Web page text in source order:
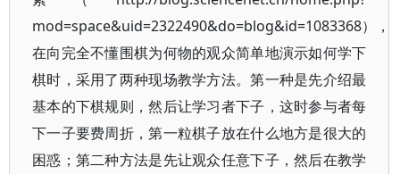
mod=space&uid=2322490&do=blog&id=1083368），
在向完全不懂围棋为何物的观众简单地演示如何学下
棋时，采用了两种现场教学方法。第一种是先介绍最
基本的下棋规则，然后让学习者下子，这时参与者每
下一子要费周折，第一粒棋子放在什么地方是很大的
困惑；第二种方法是先让观众任意下子，然后在教学